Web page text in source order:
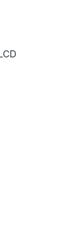
2 Tage